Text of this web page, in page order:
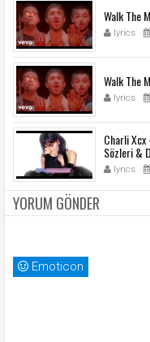
Walk The
lyrics
Walk The
lyrics
Charli
Sözleri &
lyrics
YORUM GÖNDER
Emoticon